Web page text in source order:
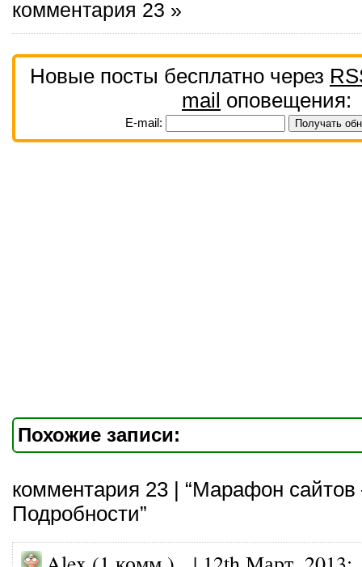
комментария 23 »
Новые посты бесплатно через
mail оповещения:
E-mail:
Похожие записи:
комментария 23 | “Марафон
Подробности”